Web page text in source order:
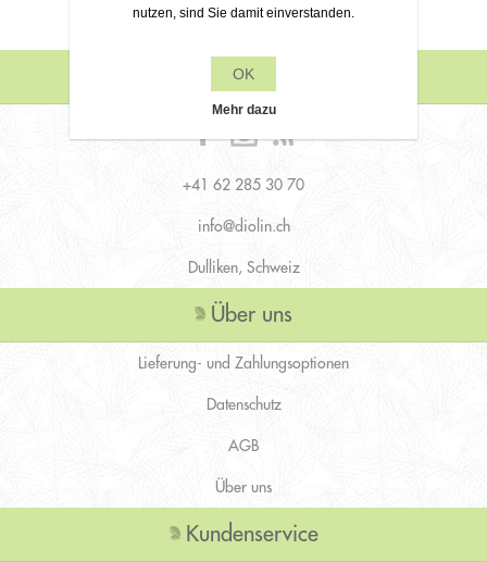
Kontaktiere uns
+41 62 285 30 70
info@diolin.ch
Dulliken, Schweiz
Über uns
Lieferung- und Zahlungsoptionen
Datenschutz
AGB
Über uns
Kundenservice
nutzen, sind Sie damit einverstanden.
OK
Mehr dazu